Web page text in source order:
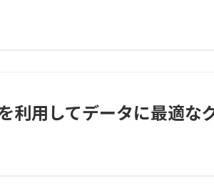
利用してデータに最適な